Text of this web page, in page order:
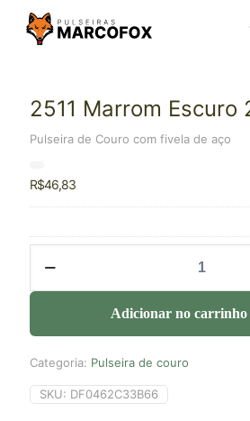
2511 Marrom Escuro
Pulseira de Couro com fivela de aço
R$46,83
Adicionar no carrinho
Categoria: Pulseira de couro
SKU: DF0462C33B66